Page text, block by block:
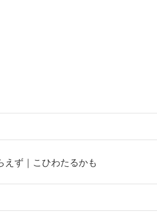
えず｜こひわたるかも